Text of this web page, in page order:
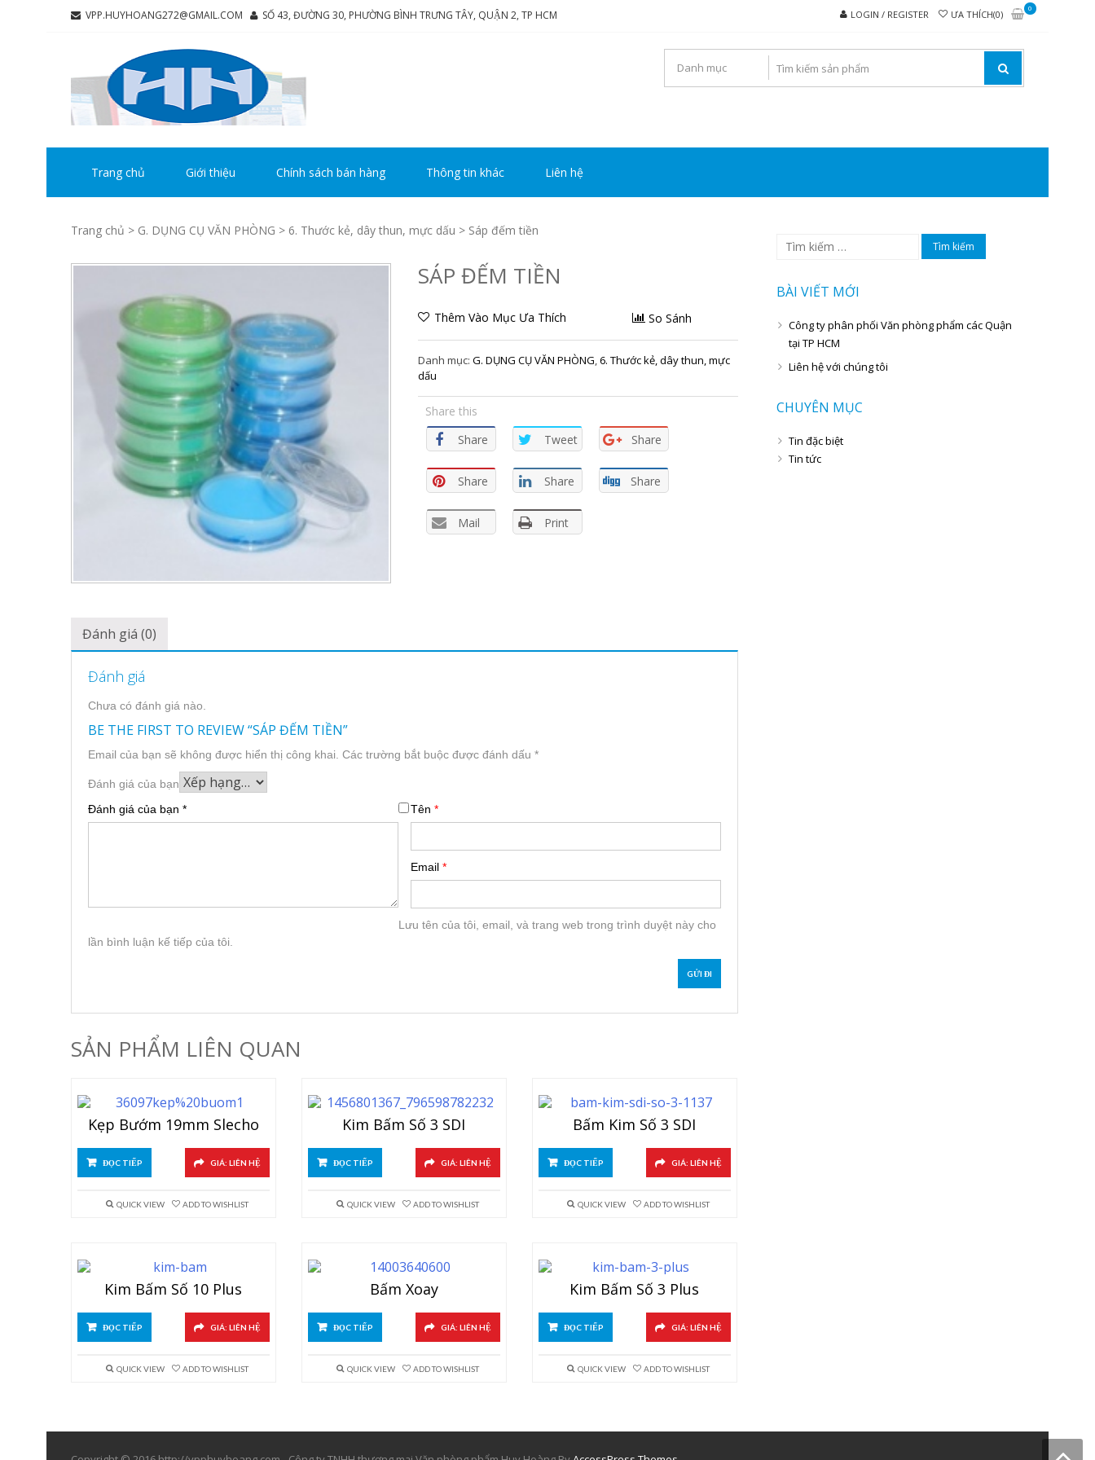
Skip
Skip
VPP.HUYHOANG272@GMAIL.COM SỐ 43, ĐƯỜNG 30, PHƯỜNG BÌNH TRƯNG TÂY, QUẬN 2, TP HCM LOGIN / REGISTER ƯA THÍCH(0)
0
Trang chủ Giới thiệu Chính sách bán hàng Thông tin khác Liên hệ
Trang chủ > G. DỤNG CỤ VĂN PHÒNG > 6. Thước kẻ, dây thun, mực dấu > Sáp đếm tiền
SÁP ĐẾM TIỀN
Thêm Vào Mục Ưa Thích So Sánh
Danh mục: G. DỤNG CỤ VĂN PHÒNG,6. Thước kẻ, dây thun, mực
dấu
Share this
Share
Tweet Share
Share Share Share
Mail Print
Đánh giá (0)
Đánh giá
Chưa có đánh giá nào.
BE THE FIRST TO REVIEW “SÁP ĐẾM TIỀN”
Email của bạn sẽ không được hiển thị công khai. Các trường bắt buộc được đánh dấu *
Đánh giá của bạn
Đánh giá của bạn * Tên*
Email*
Lưu tên của tôi, email, và trang web trong trình duyệt này cho
lần bình luận kế tiếp của tôi.
SẢN PHẨM LIÊN QUAN
Kẹp Bướm 19mm Slecho
ĐỌC TIẾP GIÁ: LIÊN HỆ
QUICK VIEW ADD TO WISHLIST
Kim Bấm Số 3 SDI
ĐỌC TIẾP GIÁ: LIÊN HỆ
QUICK VIEW ADD TO WISHLIST
Bấm Kim Số 3 SDI
ĐỌC TIẾP GIÁ: LIÊN HỆ
QUICK VIEW ADD TO WISHLIST
Kim Bấm Số 10 Plus
ĐỌC TIẾP GIÁ: LIÊN HỆ
QUICK VIEW ADD TO WISHLIST
Bấm Xoay
ĐỌC TIẾP GIÁ: LIÊN HỆ
QUICK VIEW ADD TO WISHLIST
Kim Bấm Số 3 Plus
ĐỌC TIẾP GIÁ: LIÊN HỆ
QUICK VIEW ADD TO WISHLIST
Tìm
kiếm
BÀI VIẾT MỚI
Công ty phân phối Văn phòng phẩm các Quận
tại TP HCM
Liên hệ với chúng tôi
CHUYÊN MỤC
Tin đặc biệt
Tin tức